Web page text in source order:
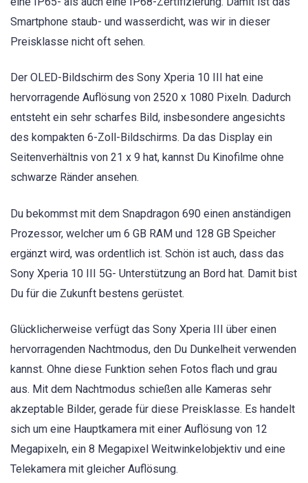
Smartphone staub- und wasserdicht, was wir in dieser
Preisklasse nicht oft sehen.
Der OLED-Bildschirm des Sony Xperia 10 III hat eine
hervorragende Auflösung von 2520 x 1080 Pixeln. Dadurch
entsteht ein sehr scharfes Bild, insbesondere angesichts
des kompakten 6-Zoll-Bildschirms. Da das Display ein
Seitenverhältnis von 21 x 9 hat, kannst Du Kinofilme ohne
schwarze Ränder ansehen.
Du bekommst mit dem Snapdragon 690 einen anständigen
Prozessor, welcher um 6 GB RAM und 128 GB Speicher
ergänzt wird, was ordentlich ist. Schön ist auch, dass das
Sony Xperia 10 III 5G- Unterstützung an Bord hat. Damit bist
Du für die Zukunft bestens gerüstet.
Glücklicherweise verfügt das Sony Xperia III über einen
hervorragenden Nachtmodus, den Du Dunkelheit verwenden
kannst. Ohne diese Funktion sehen Fotos flach und grau
aus. Mit dem Nachtmodus schießen alle Kameras sehr
akzeptable Bilder, gerade für diese Preisklasse. Es handelt
sich um eine Hauptkamera mit einer Auflösung von 12
Megapixeln, ein 8 Megapixel Weitwinkelobjektiv und eine
Telekamera mit gleicher Auflösung.